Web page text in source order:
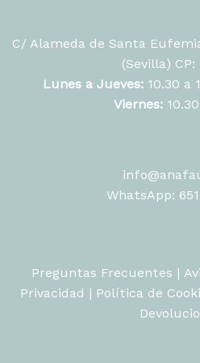
C/ Alameda de Santa
(Sevilla) CP:
Lunes a Jueves: 10.30 a
Viernes:
WhatsApp:
Preguntas Frecuentes |
Privacidad | Política de